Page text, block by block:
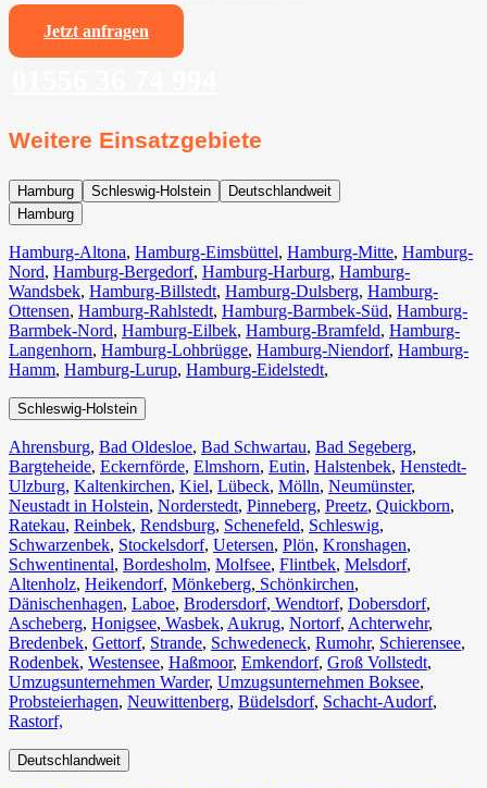
Jetzt anfragen
Weitere Einsatzgebiete
Hamburg Schleswig-Holstein
Deutschlandweit
Hamburg
Hamburg-Altona, Hamburg-Eimsbüttel, Hamburg-Mitte, Hamburg-
Nord, Hamburg-Bergedorf, Hamburg-Harburg, Hamburg-
Wandsbek, Hamburg-Billstedt, Hamburg-Dulsberg, Hamburg-
Ottensen, Hamburg-Rahlstedt, Hamburg-Barmbek-Süd, Hamburg-
Barmbek-Nord, Hamburg-Eilbek, Hamburg-Bramfeld, Hamburg-
Langenhorn, Hamburg-Lohbrügge, Hamburg-Niendorf, Hamburg-
Hamm, Hamburg-Lurup, Hamburg-Eidelstedt,
Schleswig-Holstein
Ahrensburg, Bad Oldesloe, Bad Schwartau, Bad Segeberg,
Bargteheide, Eckernförde, Elmshorn, Eutin, Halstenbek, Henstedt-
Ulzburg, Kaltenkirchen, Kiel, Lübeck, Mölln, Neumünster,
Neustadt in Holstein, Norderstedt, Pinneberg, Preetz, Quickborn,
Ratekau, Reinbek, Rendsburg, Schenefeld, Schleswig,
Schwarzenbek, Stockelsdorf, Uetersen, Plön, Kronshagen,
Schwentinental, Bordesholm, Molfsee, Flintbek, Melsdorf,
Altenholz, Heikendorf, Mönkeberg, Schönkirchen,
Dänischenhagen, Laboe, Brodersdorf, Wendtorf, Dobersdorf,
Ascheberg, Honigsee, Wasbek, Aukrug, Nortorf, Achterwehr,
Bredenbek, Gettorf, Strande, Schwedeneck, Rumohr, Schierensee,
Rodenbek, Westensee, Haßmoor, Emkendorf, Groß Vollstedt,
Umzugsunternehmen Warder, Umzugsunternehmen Boksee,
Probsteierhagen, Neuwittenberg, Büdelsdorf, Schacht-Audorf,
Rastorf,
Deutschlandweit